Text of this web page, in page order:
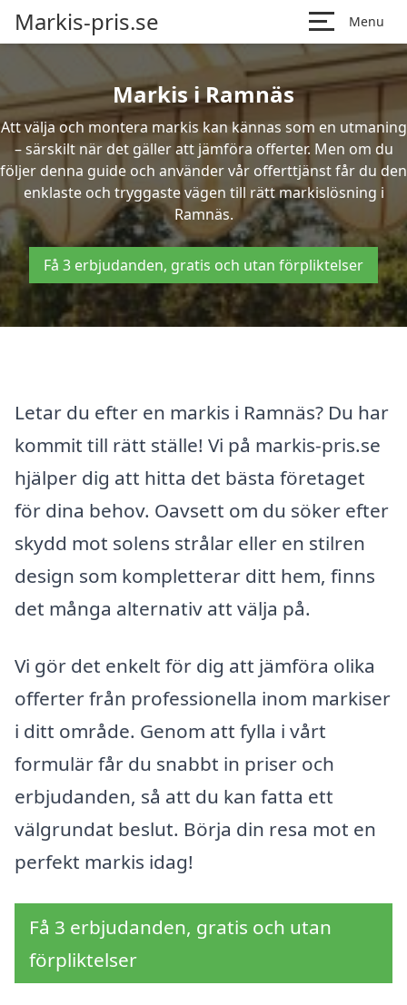
Markis-pris.se Menu
Markis i Ramnäs
Att välja och montera markis kan kännas som en utmaning
– särskilt när det gäller att jämföra offerter. Men om du
följer denna guide och använder vår offerttjänst får du den
enklaste och tryggaste vägen till rätt markislösning i
Ramnäs.
Få 3 erbjudanden, gratis och utan förpliktelser
Letar du efter en markis i Ramnäs? Du har
kommit till rätt ställe! Vi på markis-pris.se
hjälper dig att hitta det bästa företaget
för dina behov. Oavsett om du söker efter
skydd mot solens strålar eller en stilren
design som kompletterar ditt hem, finns
det många alternativ att välja på.
Vi gör det enkelt för dig att jämföra olika
offerter från professionella inom markiser
i ditt område. Genom att fylla i vårt
formulär får du snabbt in priser och
erbjudanden, så att du kan fatta ett
välgrundat beslut. Börja din resa mot en
perfekt markis idag!
Få 3 erbjudanden, gratis och utan
förpliktelser